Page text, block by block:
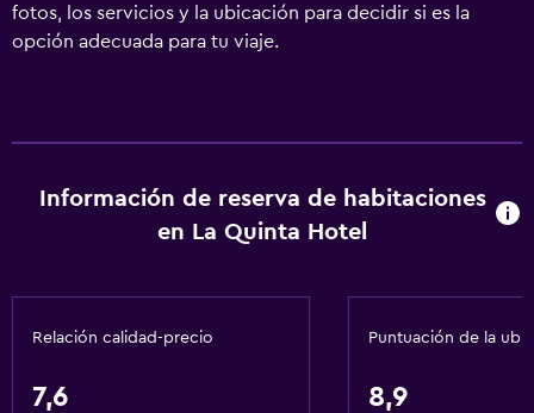
fotos, los servicios y la ubicación para decidir si es la
opción adecuada para tu viaje.
Información de reserva de habitaciones
en La Quinta Hotel
Relación calidad-precio
7,6
Puntuación de la
8,9